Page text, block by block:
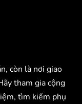
còn là nơi giao
tham gia cộng
tìm kiếm phụ